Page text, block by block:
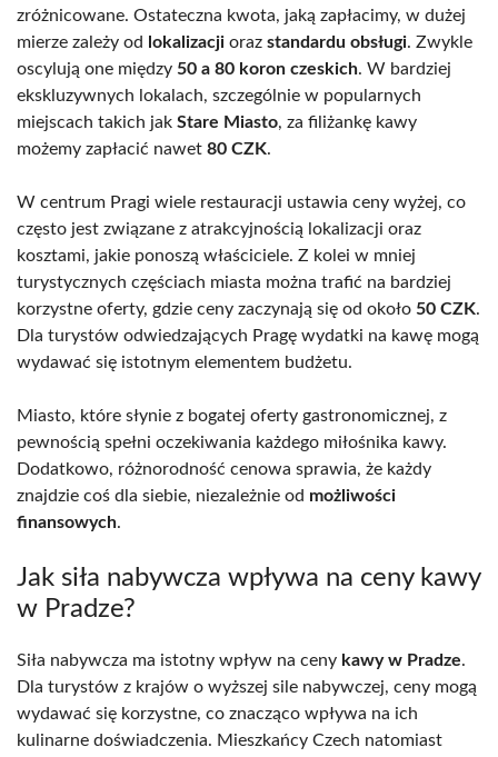
zróżnicowane. Ostateczna kwota, jaką zapłacimy, w dużej
mierze zależy od
lokalizacji oraz standardu obsługi. Zwykle
oscylują one między 50 a 80 koron czeskich. W bardziej
ekskluzywnych lokalach, szczególnie w popularnych
miejscach takich jak Stare Miasto, za filiżankę kawy
możemy zapłacić nawet 80 CZK.
W centrum Pragi wiele restauracji ustawia ceny wyżej, co
często jest związane z atrakcyjnością lokalizacji oraz
kosztami, jakie ponoszą właściciele. Z kolei w mniej
turystycznych częściach miasta można trafić na bardziej
korzystne oferty, gdzie ceny zaczynają się od około 50 CZK.
Dla turystów odwiedzających Pragę wydatki na kawę mogą
wydawać się istotnym elementem budżetu.
Miasto, które słynie z bogatej oferty gastronomicznej, z
pewnością spełni oczekiwania każdego miłośnika kawy.
Dodatkowo, różnorodność cenowa sprawia, że każdy
znajdzie coś dla siebie, niezależnie od możliwości
finansowych.
Jak siła nabywcza wpływa na ceny kawy
w Pradze?
Siła nabywcza ma istotny wpływ na ceny kawy w Pradze.
Dla turystów z krajów o wyższej sile nabywczej, ceny mogą
wydawać się korzystne, co znacząco wpływa na ich
kulinarne doświadczenia. Mieszkańcy Czech natomiast